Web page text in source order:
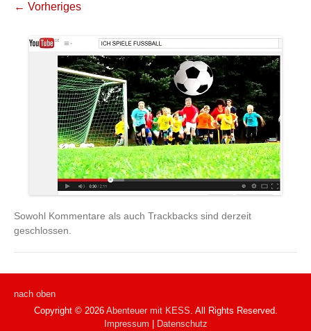
← Vorheriges
Sowohl Kommentare als auch Trackbacks sind derzeit
geschlossen.
nach oben
Copyright © 2026 Abenteuer mit KESS. All Rights Reserved.
Impressum
Datenschutz